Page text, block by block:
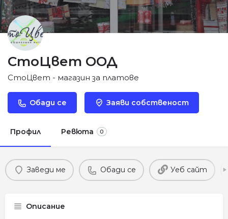
СтоЦвет ООД
СтоЦвет - магазин за платове
Обади се Заяви собственост
Профил Ревюта 0
Заведи ме Обади се Уеб сайт
Описание